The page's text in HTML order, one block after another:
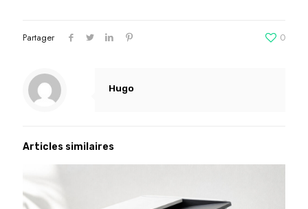
Partager 0
Hugo
Articles similaires